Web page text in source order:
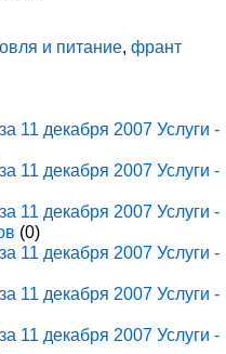
и питание,франт
11 декабря 2007 Услуги -
11 декабря 2007 Услуги -
11 декабря 2007 Услуги -
(0)
11 декабря 2007 Услуги -
11 декабря 2007 Услуги -
11 декабря 2007 Услуги -